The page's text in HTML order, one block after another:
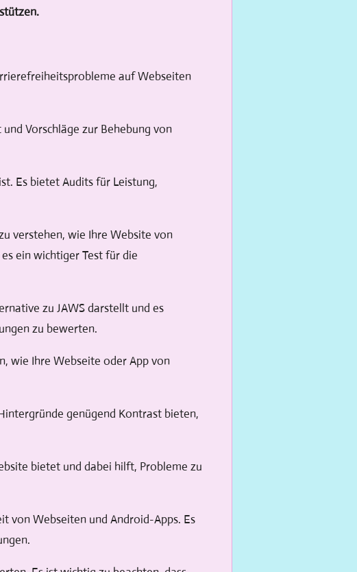
auf Webseiten
Vorschläge zur Behebung von
Es bietet Audits für Leistung,
verstehen, wie Ihre Website von
ein wichtiger Test für die
zu JAWS darstellt und es
zu bewerten.
wie Ihre Webseite oder App von
genügend Kontrast bieten,
bietet und dabei hilft, Probleme zu
von Webseiten und Android-Apps. Es